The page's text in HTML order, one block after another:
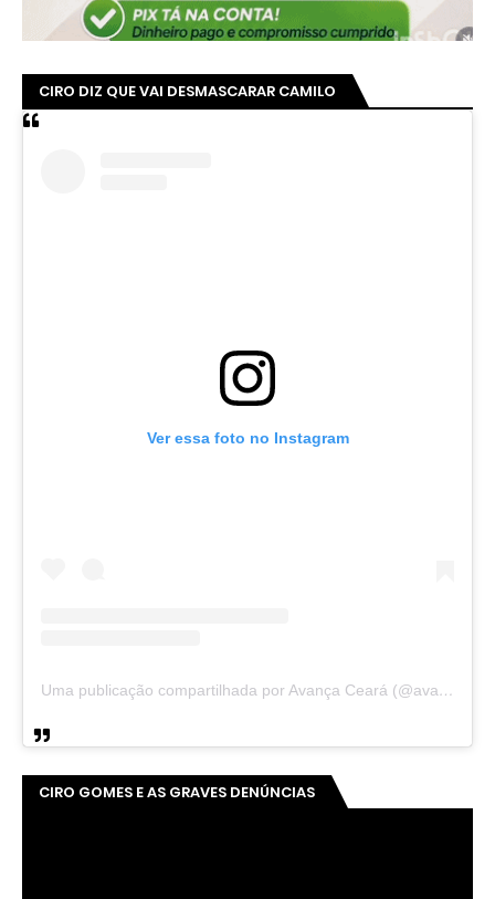
CIRO DIZ QUE VAI DESMASCARAR CAMILO
Ver essa foto no Instagram
Uma publicação compartilhada por Avança Ceará (@avancaceara)
CIRO GOMES E AS GRAVES DENÚNCIAS